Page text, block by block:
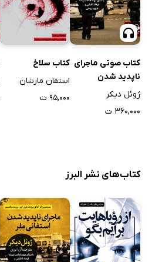
کتاب صوتی ماجرای
ناپدید شدن
استفانی ملر
ژوئل دیکر
۳۶۰,۰۰۰ ت
کتاب سلاخ
استفان مارشان
۹۵,۰۰۰ ت
کتاب‌های نشر البرز